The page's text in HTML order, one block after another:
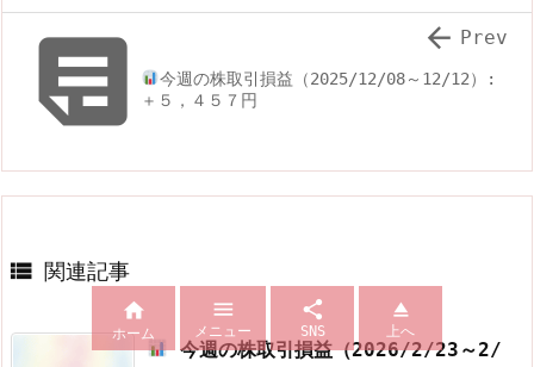

今週の株取引損益（2025/12/08～12/12）:
＋５，４５７円
 Prev
 関連記事
今週の株取引損益（2026/2/23～2/

ホーム

メニュー

SNS

上へ